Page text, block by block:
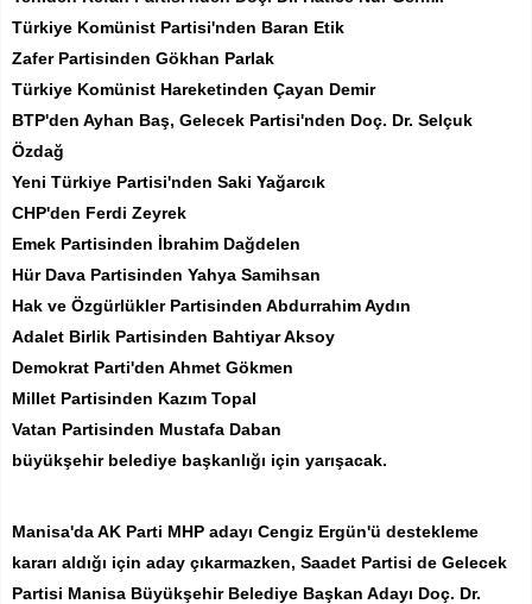
Türkiye Komünist Partisi'nden Baran Etik
Zafer Partisinden Gökhan Parlak
Türkiye Komünist Hareketinden Çayan Demir
BTP'den Ayhan Baş, Gelecek Partisi'nden Doç. Dr. Selçuk
Özdağ
Yeni Türkiye Partisi'nden Saki Yağarcık
CHP'den Ferdi Zeyrek
Emek Partisinden İbrahim Dağdelen
Hür Dava Partisinden Yahya Samihsan
Hak ve Özgürlükler Partisinden Abdurrahim Aydın
Adalet Birlik Partisinden Bahtiyar Aksoy
Demokrat Parti'den Ahmet Gökmen
Millet Partisinden Kazım Topal
Vatan Partisinden Mustafa Daban
büyükşehir belediye başkanlığı için yarışacak.
Manisa'da AK Parti MHP adayı Cengiz Ergün'ü destekleme
kararı aldığı için aday çıkarmazken, Saadet Partisi de Gelecek
Partisi Manisa Büyükşehir Belediye Başkan Adayı Doç. Dr.